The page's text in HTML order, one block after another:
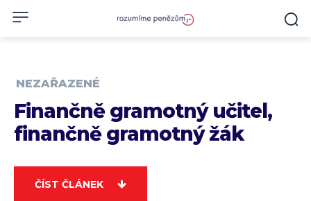
NEZAŘAZENÉ
Finančně gramotný učitel,
finančně gramotný žák
ČÍST ČLÁNEK